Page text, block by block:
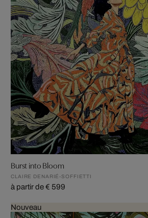
Burst into Bloom
CLAIRE DENARIÉ-SOFFIETTI
à partir de € 599
Nouveau